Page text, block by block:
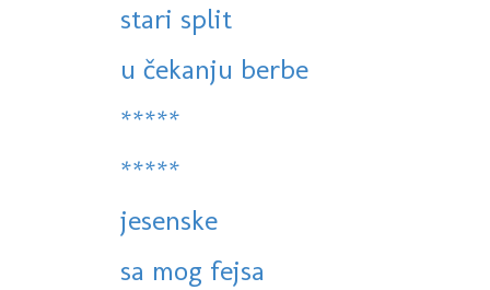
stari split
u čekanju berbe
*****
*****
jesenske
sa mog fejsa